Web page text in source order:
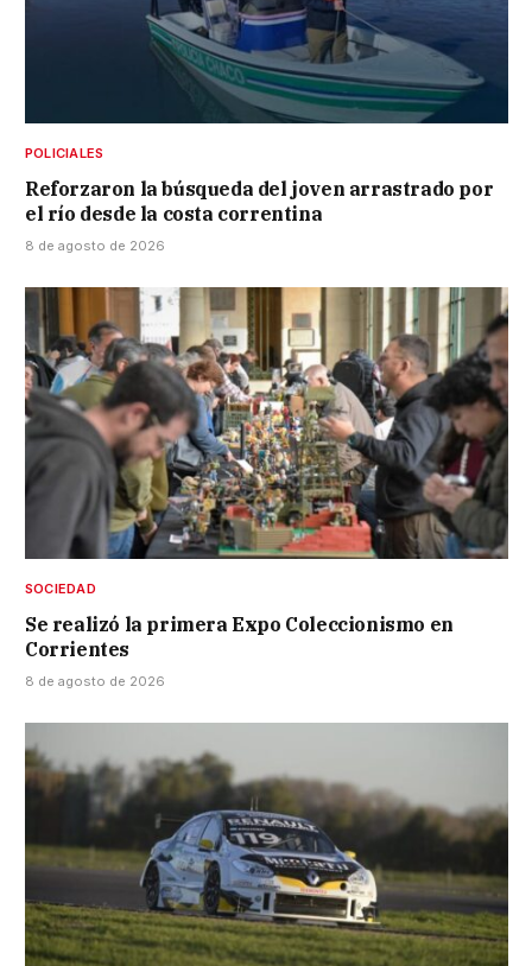
POLICIALES
Reforzaron la búsqueda del joven arrastrado por
el río desde la costa correntina
8 de agosto de 2026
SOCIEDAD
Se realizó la primera Expo Coleccionismo en
Corrientes
8 de agosto de 2026